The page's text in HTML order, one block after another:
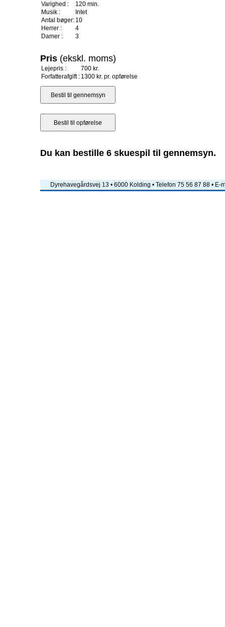
Varighed :
120 min.
Musik :
Intet
Antal bøger: 10
Herrer :
4
Damer :
3
Pris (ekskl. moms)
Lejepris :
700 kr.
Forfatterafgift : 1300 kr. pr. opførelse
Du kan bestille 6 skuespil til gennemsyn.
Dyrehavegårdsvej 13 • 6000 Kolding • Telefon 75 56 87 88 • E-